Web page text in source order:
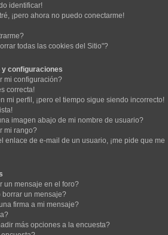
identificar!
¡pero ahora no puedo conectarme!
todas las cookies del Sitio"?
configuraciones
mi configuración?
correcta!
mi perfil, ¡pero el tiempo sigue siendo incorrecto!
imagen abajo de mi nombre de usuario?
mi rango?
enlace de e-mail de un usuario, ¡me pide que me
un mensaje en el foro?
borrar un mensaje?
firma a mi mensaje?
más opciones a la encuesta?